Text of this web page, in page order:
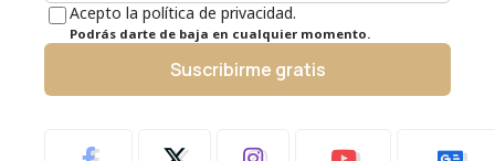
Acepto la política de privacidad.
Podrás darte de baja en cualquier momento.
Suscribirme gratis